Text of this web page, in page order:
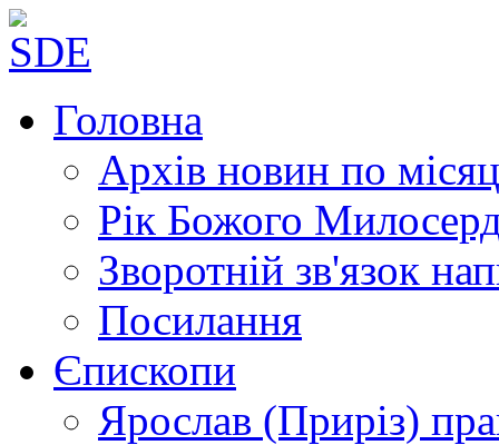
Головна
Архів новин по
Рік Божого
Зворотній зв'язок
Посилання
Єпископи
Ярослав (Приріз)